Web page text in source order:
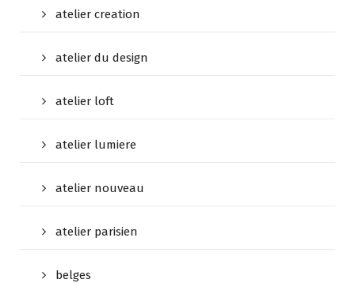
atelier creation
atelier du design
atelier loft
atelier lumiere
atelier nouveau
atelier parisien
belges